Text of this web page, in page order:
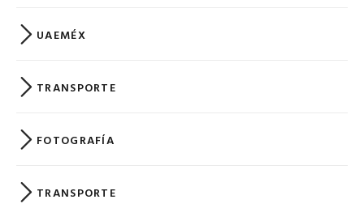
UAEMÉX
TRANSPORTE
FOTOGRAFÍA
TRANSPORTE